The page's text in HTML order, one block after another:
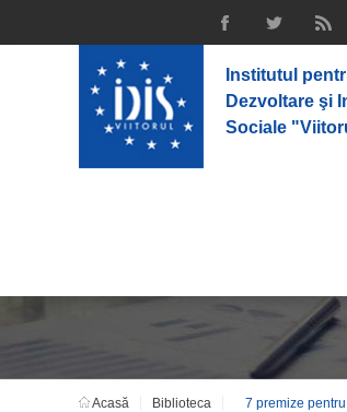
Institutul
Dezvoltare şi
Sociale
7 premize
Acasă Biblioteca 7 premize